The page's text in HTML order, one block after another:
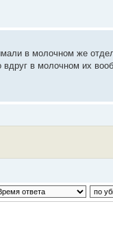
в молочном же
в молочном их